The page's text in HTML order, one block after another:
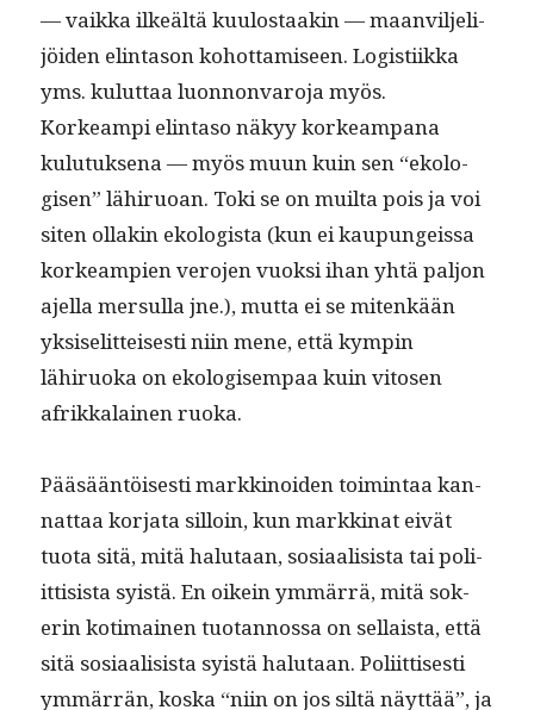
— vaik­ka ilkeältä kuu­lostaakin — maanvil­jeli­
jöi­den elin­ta­son kohot­tamiseen. Logis­ti­ik­ka
yms. kulut­taa luon­non­va­ro­ja myös.
Korkeampi elin­ta­so näkyy korkeam­pana
kulu­tuk­se­na — myös muun kuin sen “ekol­o­
gisen” lähiruoan. Toki se on muil­ta pois ja voi
siten ollakin ekol­o­gista (kun ei kaupungeis­sa
korkeampi­en vero­jen vuok­si ihan yhtä paljon
ajel­la mer­sul­la jne.), mut­ta ei se mitenkään
yksiselit­teis­es­ti niin mene, että kympin
lähiruo­ka on ekol­o­gisem­paa kuin vitosen
afrikkalainen ruoka.
Pääsään­töis­es­ti markki­noiden toim­intaa kan­
nat­taa kor­ja­ta sil­loin, kun markki­nat eivät
tuo­ta sitä, mitä halu­taan, sosi­aal­i­sista tai poli­
it­ti­sista syistä. En oikein ymmär­rä, mitä sok­
erin koti­mainen tuotan­nos­sa on sel­l­aista, että
sitä sosi­aal­i­sista syistä halu­taan. Poli­it­tis­es­ti
ymmär­rän, kos­ka “niin on jos siltä näyt­tää”, ja